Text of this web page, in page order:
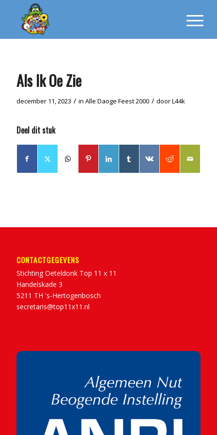
Als Ik Oe Zie
december 11, 2023 / in Alle Daoge Feest2000 / doorL44k
Deel dit stuk
CONTACTGEGEVENS
Stichting Oeteldonk Top 11 x 11
Handelskade 3
5211 TH 's-Hertogenbosch
secretaris@top11x11.nl